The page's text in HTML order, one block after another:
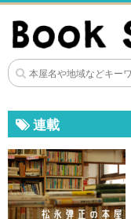
連載